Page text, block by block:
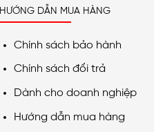
HƯỚNG DẪN MUA HÀNG
Chính sách bảo hành
Chính sách đổi trả
Dành cho doanh nghiệp
Hướng dẫn mua hàng